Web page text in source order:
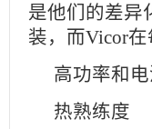
是他们的差异
装，而Vicor
高功率和
热熟练度